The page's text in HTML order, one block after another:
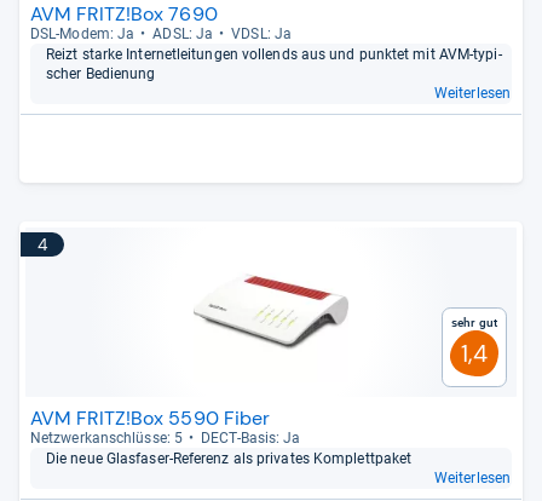
AVM FRITZ!Box 7690
DSL-​Modem: Ja ADSL: Ja
VDSL: Ja
Reizt starke Inter­net­lei­tun­gen vollends aus und punk­tet mit AVM-​typi­
scher Bedie­nung
Weiterlesen
4
Sehr gut
1,4
AVM FRITZ!Box 5590 Fiber
Netz­werk­an­schlüsse: 5
DECT-​Basis: Ja
Die neue Glas­fa­ser-​Refe­renz als pri­va­tes Kom­plett­pa­ket
Weiterlesen